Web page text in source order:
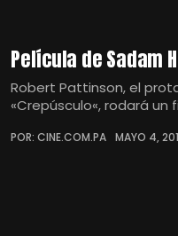
Película de Sadam
Robert Pattinson, el
«Crepúsculo«, rodará un
POR: CINE.COM.PA MAYO 4,